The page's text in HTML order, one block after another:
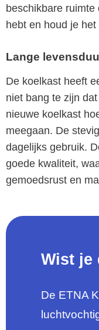
beschikbare
hebt en houd je
Lange
De koelkast heeft
niet bang te zijn
nieuwe koelkast
meegaan. De
dagelijks gebruik.
goede kwaliteit,
gemoedsrust en
Wist je
De ETNA